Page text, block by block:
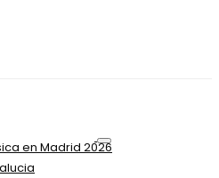
en Madrid 2026